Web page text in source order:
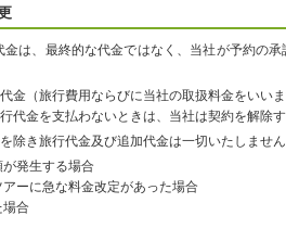
は、最終的な代金ではなく、当社が予約の
金（旅行費用ならびに当社の取扱料金をいい
代金を支払わないときは、当社は契約を解除す
除き旅行代金及び追加代金は一切いたしません
発生する場合
ーに急な料金改定があった場合
合